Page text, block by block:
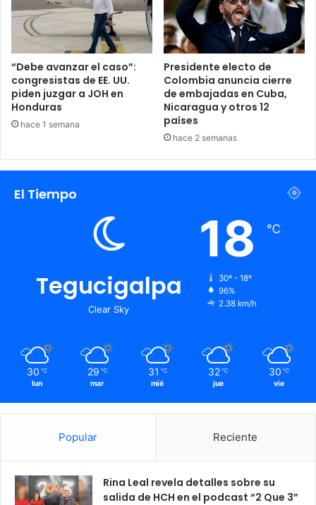
“Debe avanzar el caso”:
congresistas de EE. UU.
piden juzgar a JOH en
Honduras
hace 1 semana
Presidente electo de
Colombia anuncia cierre
de embajadas en Cuba,
Nicaragua y otros 12
países
hace 2 semanas
El Tiempo
Tegucigalpa
Clear Sky
18 ℃
30º - 18º
96%
2.38 km/h
30 ℃
lun
29 ℃
mar
31 ℃
mié
32 ℃
jue
30 ℃
vie
Popular Reciente
Rina Leal revela detalles sobre su
salida de HCH en el podcast “2 Que 3”